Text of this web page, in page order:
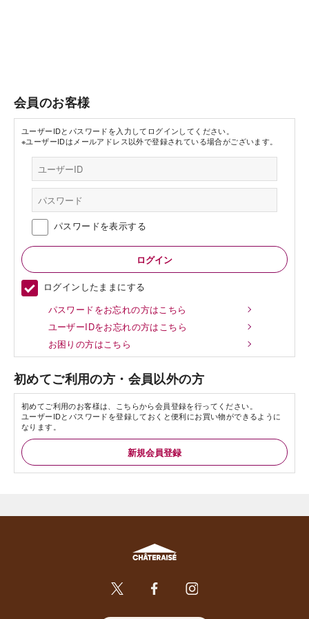
会員のお客様
ユーザーIDとパスワードを入力してログインしてください。
※ユーザーIDはメールアドレス以外で登録されている場合がございます。
パスワードを表示する
ログインしたままにする
パスワードをお忘れの方はこちら
ユーザーIDをお忘れの方はこちら
お困りの方はこちら
初めてご利用の方・会員以外の方
初めてご利用のお客様は、こちらから会員登録を行ってください。
ユーザーIDとパスワードを登録しておくと便利にお買い物ができるように
なります。